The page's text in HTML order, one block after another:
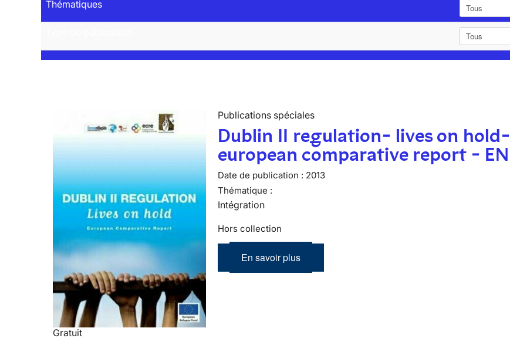
Thématiques
Gratuit
Publications spéciales
Dublin II regulation- lives on hold-
european comparative report - EN
Date de publication : 2013
Thématique :
Intégration
Hors collection
En savoir plus